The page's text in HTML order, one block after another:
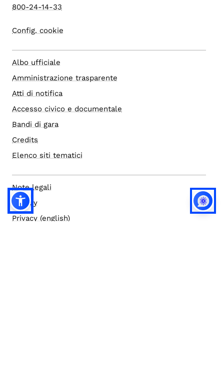
800-24-14-33
Config. cookie
Albo ufficiale
Amministrazione trasparente
Atti di notifica
Accesso civico e documentale
Bandi di gara
Credits
Elenco siti tematici
Note legali
Privacy
Privacy (english)